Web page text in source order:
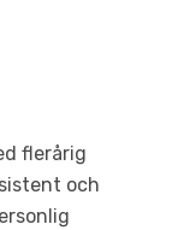
flerårig
och